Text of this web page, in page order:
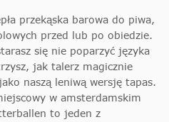
przekąska barowa do piwa,
przed lub po obiedzie.
się nie poparzyć języka
jak talerz magicznie
naszą leniwą wersję tapas.
w amsterdamskim
to jeden z